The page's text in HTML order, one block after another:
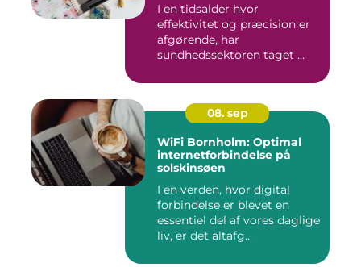
I en tidsalder hvor
effektivitet og præcision er
afgørende, har
sundhedssektoren taget ...
08. sep
WiFi Bornholm: Optimal
internetforbindelse på
solskinsøen
I en verden, hvor digital
forbindelse er blevet en
essentiel del af vores daglige
liv, er det altafg...